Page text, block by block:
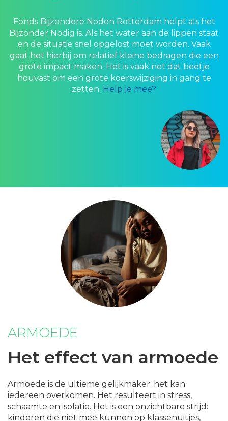
Fonds Bijzondere Noden Rotterdam helpt als het
Bijzonder Nodig is. Als het water aan de lippen staat
en de situatie snel opgelost moet worden. Vaak
gaat het hierbij om relatief kleine bedragen die een
grote impact maken. Het is vaak net dat beetje
houvast om een grote koerswijziging in gang te
zetten. Help je mee?
ARMOEDE
Het effect van armoede
Armoede is de ultieme gelijkmaker: het kan
iedereen overkomen. Het resulteert in stress,
schaamte en isolatie. Het is een onzichtbare strijd:
kinderen die niet mee kunnen op klassenuitjes,